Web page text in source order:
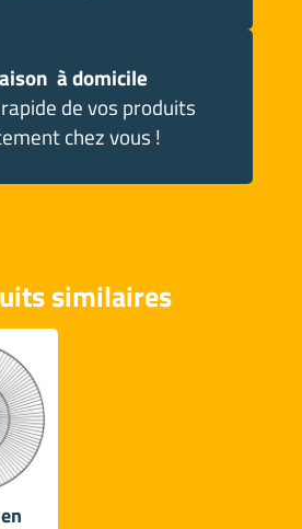
à domicile
de vos produits
chez vous !
similaires